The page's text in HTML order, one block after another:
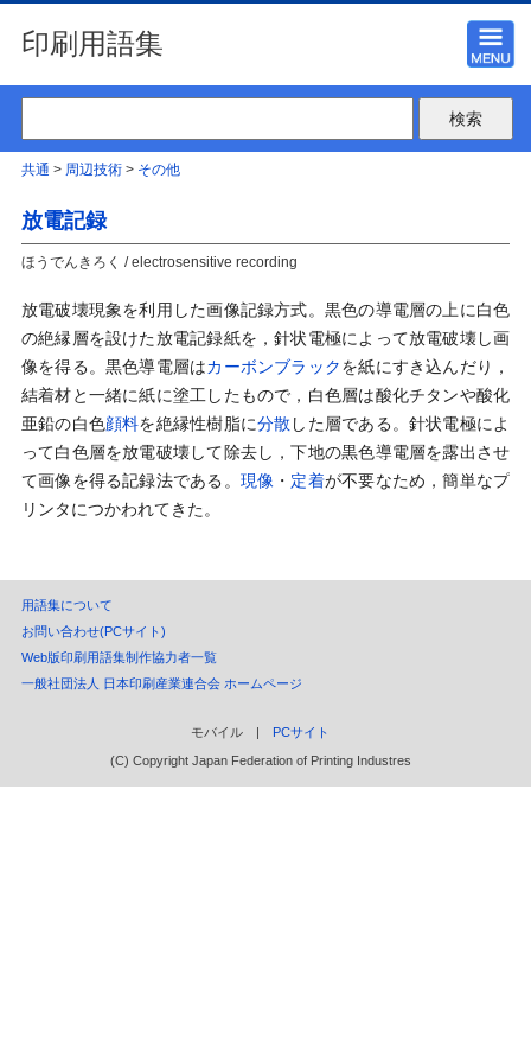
印刷用語集
共通 > 周辺技術> その他
放電記録
ほうでんきろく / electrosensitive recording
放電破壊現象を利用した画像記録方式。黒色の導電層の上に白色
の絶縁層を設けた放電記録紙を，針状電極によって放電破壊し画
像を得る。黒色導電層はカーボンブラックを紙にすき込んだり，
結着材と一緒に紙に塗工したもので，白色層は酸化チタンや酸化
亜鉛の白色顔料を絶縁性樹脂に分散した層である。針状電極によ
って白色層を放電破壊して除去し，下地の黒色導電層を露出させ
て画像を得る記録法である。 現像 ・ 定着が不要なため，簡単なプ
リンタにつかわれてきた。
用語集について
お問い合わせ(PCサイト)
Web版印刷用語集制作協力者一覧
一般社団法人 日本印刷産業連合会 ホームページ
モバイル | PCサイト
(C) Copyright Japan Federation of Printing Industres